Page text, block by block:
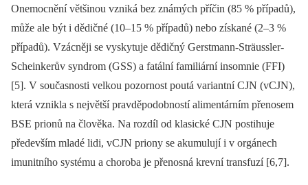
Onemocnění většinou vzniká bez známých příčin (85 % případů),
může ale být i dědičné (10–15 % případů) nebo získané (2–3 %
případů). Vzácněji se vyskytuje dědičný Gerstmann-Sträussler-
Scheinkerův syndrom (GSS) a fatální familiární insomnie (FFI)
[5]. V současnosti velkou pozornost poutá variantní CJN (vCJN),
která vznikla s největší pravděpodobností alimentárním přenosem
BSE prionů na člověka. Na rozdíl od klasické CJN postihuje
především mladé lidi, vCJN prio­­ny se akumulují i v orgánech
imunitního systému a choroba je přenosná krevní transfuzí [6,7].